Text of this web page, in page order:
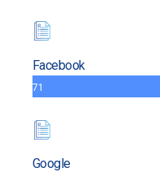
Facebook
71
Google